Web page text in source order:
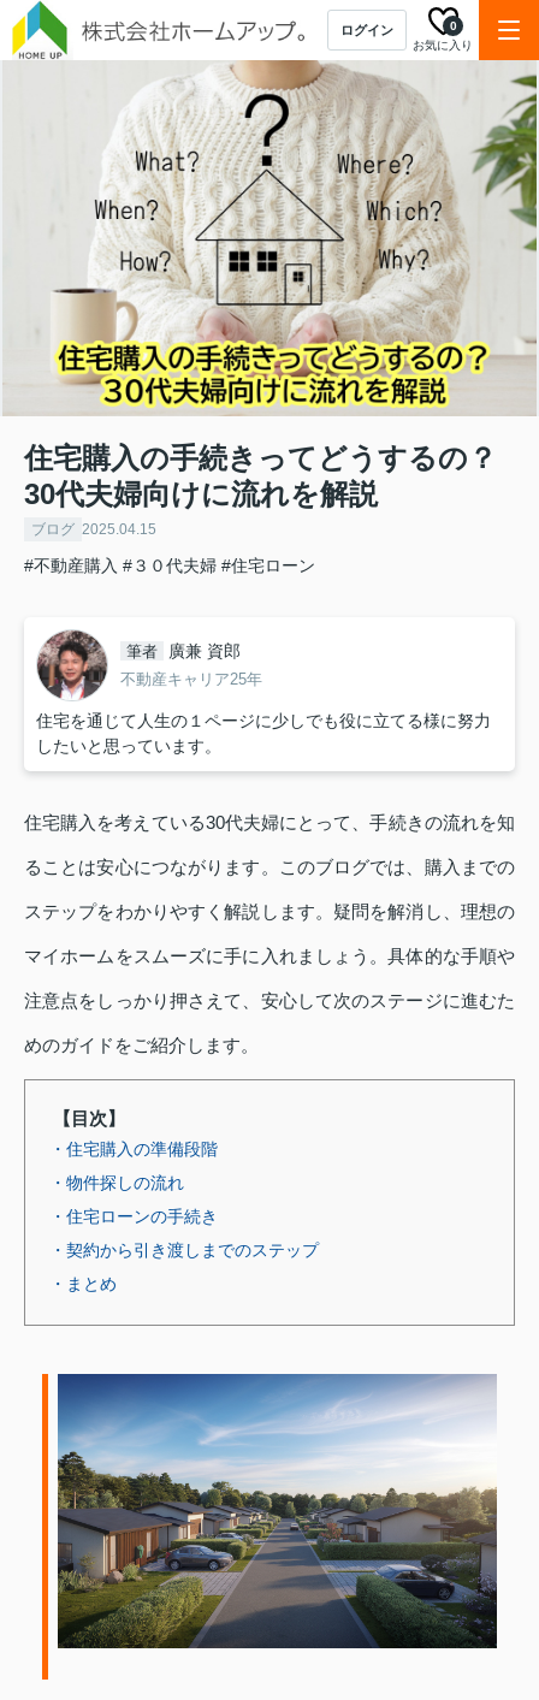
ログイン
お気に入り
0
住宅購入の手続きってどうするの？
30代夫婦向けに流れを解説
ブログ 2025.04.15
#不動産購入 #３０代夫婦 #住宅ローン
筆者 廣兼 資郎
不動産キャリア25年
住宅を通じて人生の１ページに少しでも役に立てる様に努力
したいと思っています。
住宅購入を考えている30代夫婦にとって、手続きの流れを知
ることは安心につながります。このブログでは、購入までの
ステップをわかりやすく解説します。疑問を解消し、理想の
マイホームをスムーズに手に入れましょう。具体的な手順や
注意点をしっかり押さえて、安心して次のステージに進むた
めのガイドをご紹介します。
【目次】
・住宅購入の準備段階
・物件探しの流れ
・住宅ローンの手続き
・契約から引き渡しまでのステップ
・まとめ